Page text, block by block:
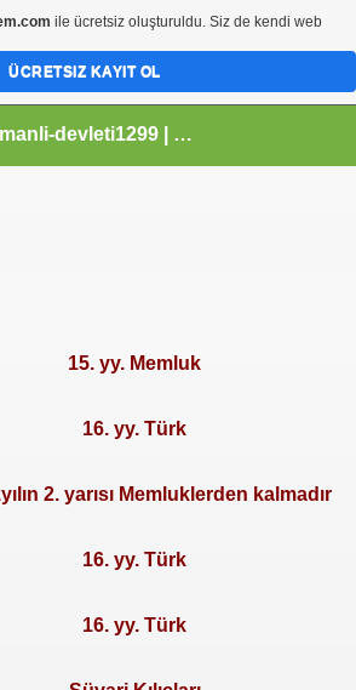
osmanli-devleti1299 | Osmanli Devleti | osmanli padisahlari | osmanli vezirleri | Osmanli Ansiklopedi Bilgileri
15. yy. Memluk
16. yy. Türk
2. yarısı Memluklerden kalmadır
16. yy. Türk
16. yy. Türk
ile ücretsiz oluşturuldu. Siz de kendi web
ÜCRETSIZ KAYIT OL